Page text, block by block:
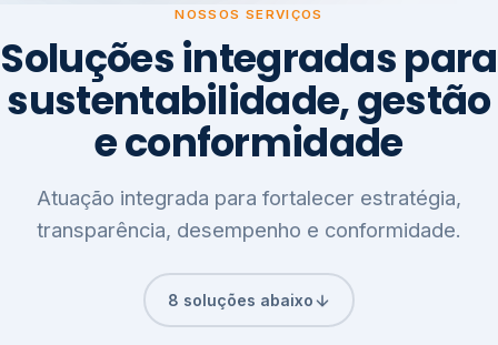
NOSSOS SERVIÇOS
Soluções integradas para
sustentabilidade, gestão
e conformidade
Atuação integrada para fortalecer estratégia,
transparência, desempenho e conformidade.
8 soluções abaixo